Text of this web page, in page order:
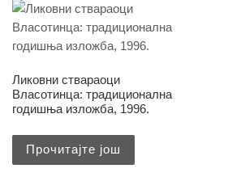
Ликовни ствараоци
Власотинца: традиционална
годишња изложба, 1996.
Прочитајте још